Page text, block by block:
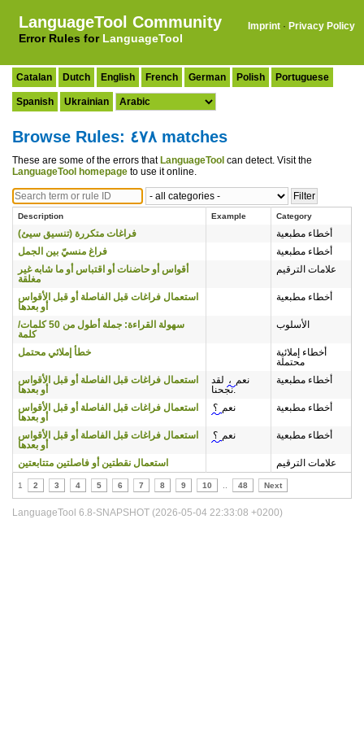
LanguageTool Community
Error Rules for LanguageTool
Imprint · Privacy Policy
Catalan Dutch English French German Polish Portuguese
Spanish Ukrainian
Browse Rules: ٤٧٨ matches
These are some of the errors that LanguageTool can detect. Visit the
LanguageTool homepage to use it online.
Description Example Category
فراغات متكررة (تنسيق سيئ)
أخطاء مطبعية
فراغ منسيّ بين الجمل
أخطاء مطبعية
أقواس أو حاضنات أو اقتباس أو ما شابه غير
مغلقة
علامات الترقيم
استعمال فراغات قبل الفاصلة أو قبل الأقواس
أو بعدها
أخطاء مطبعية
سهولة القراءة: جملة أطول من 50 كلمات/
كلمة
الأسلوب
خطأ إملائي محتمل
أخطاء إملائية
محتملة
استعمال فراغات قبل الفاصلة أو قبل الأقواس
أو بعدها
نعم ، لقد
نجحنا.
أخطاء مطبعية
استعمال فراغات قبل الفاصلة أو قبل الأقواس
أو بعدها
نعم ؟ أخطاء مطبعية
استعمال فراغات قبل الفاصلة أو قبل الأقواس
أو بعدها
نعم ؟ أخطاء مطبعية
استعمال نقطتين أو فاصلتين متتابعتين علامات الترقيم
1 2 3 4 5 6 7 8 9 10 48 Next
LanguageTool 6.8-SNAPSHOT (2026-05-04 22:33:08 +0200)